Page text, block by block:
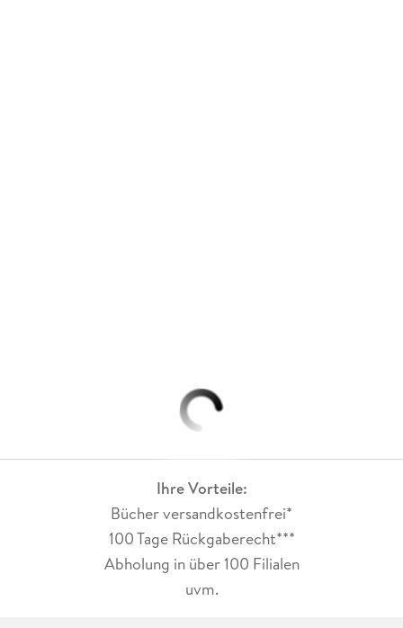
Ihre Vorteile:
Bücher versandkostenfrei*
100 Tage Rückgaberecht***
Abholung in über 100 Filialen
uvm.